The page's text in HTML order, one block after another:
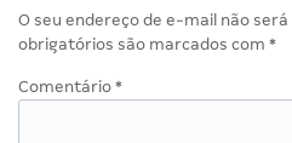
O seu endereço de e-mail não será
obrigatórios são marcados com *
Comentário *